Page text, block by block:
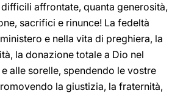
affrontate, quanta generosità,
sacrifici e rinunce! La fedeltà
e nella vita di preghiera, la
la donazione totale a Dio nel
alle sorelle, spendendo le vostre
la giustizia, la fraternità,